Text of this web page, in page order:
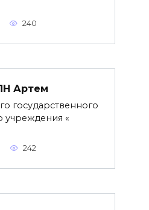
240
Артем
государственного
учреждения «
242